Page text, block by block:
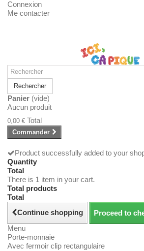
Connexion
Me contacter
Rechercher
Panier (vide)
Aucun produit
0,00 € Total
Commander
Product successfully added to your
Quantity
Total
There is 1 item in your cart.
Total products
Total
Continue shopping
Proceed to
Menu
Porte-monnaie
Avec fermoir clip rectangulaire